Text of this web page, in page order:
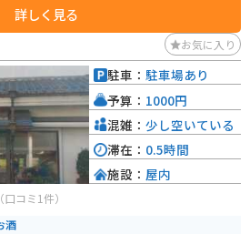
れるほか、くずきりや蕎麦団子などの甘味も
時までで、蕎麦は売り切れてしまうこともあ
詳しく見る
お気に入り
（口コミ1件）
酒
駐車： 駐車場あり
予算： 1000円
混雑： 少し空いている
滞在： 0.5時間
施設： 屋内